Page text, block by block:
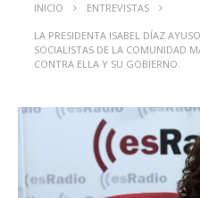
INICIO ENTREVISTAS
LA PRESIDENTA ISABEL DÍAZ
SOCIALISTAS DE LA COMUNIDAD
CONTRA ELLA Y SU GOBIERNO.